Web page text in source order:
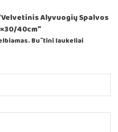
Alyvuogių Spalvos
40cm”
Būtini laukeliai